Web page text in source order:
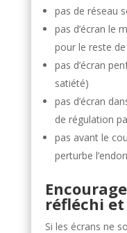
pas de réseau
pas d’écran le
pour le reste
pas d’écran
satiété)
pas d’écran
de régulation
pas avant le
perturbe
réfléchi
Si les écrans ne